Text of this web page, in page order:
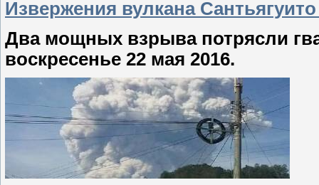
Извержения вулкана
Два мощных взрыва потрясли
воскресенье 22 мая 2016.